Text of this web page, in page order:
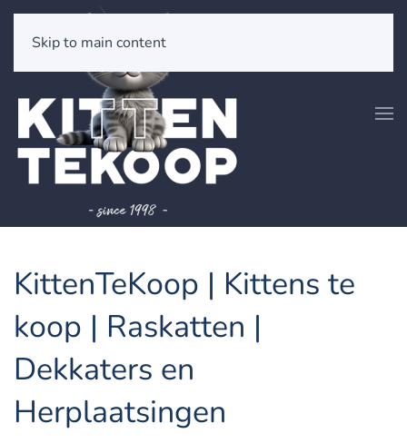
Skip to main content
KittenTeKoop | Kittens te
koop | Raskatten |
Dekkaters en
Herplaatsingen